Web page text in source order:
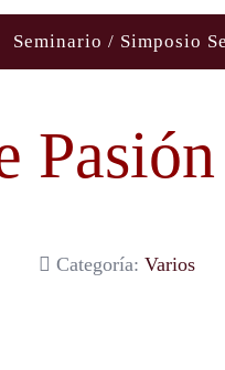
Seminario / Simposio
Pasión
Categoría: Varios